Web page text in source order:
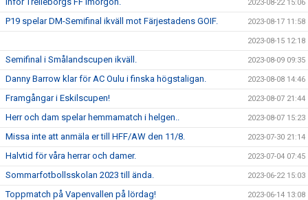
2023-08-22 15:06
P19 spelar DM-Semifinal ikväll mot Färjestadens GOIF. 2023-08-17 11:58
2023-08-15 12:18
Semifinal i Smålandscupen ikväll. 2023-08-09 09:35
Danny Barrow klar för AC Oulu i finska högstaligan. 2023-08-08 14:46
Framgångar i Eskilscupen! 2023-08-07 21:44
Herr och dam spelar hemmamatch i helgen.. 2023-08-07 15:23
Missa inte att anmäla er till HFF/AW den 11/8. 2023-07-30 21:14
Halvtid för våra herrar och damer. 2023-07-04 07:45
Sommarfotbollsskolan 2023 till ända. 2023-06-22 15:03
Toppmatch på Vapenvallen på lördag! 2023-06-14 13:08